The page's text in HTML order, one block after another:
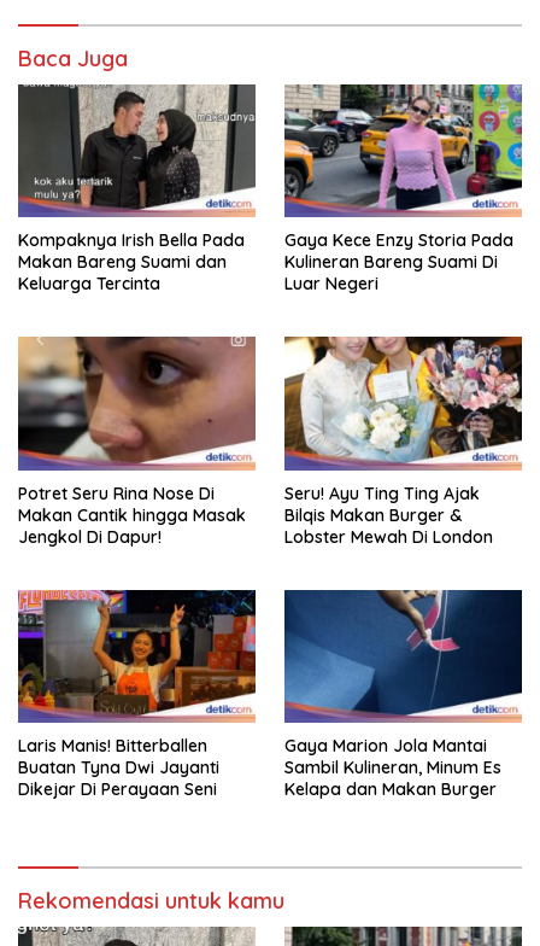
Baca Juga
Kompaknya Irish Bella Pada
Makan Bareng Suami dan
Keluarga Tercinta
Gaya Kece Enzy Storia Pada
Kulineran Bareng Suami Di
Luar Negeri
Potret Seru Rina Nose Di
Makan Cantik hingga Masak
Jengkol Di Dapur!
Seru! Ayu Ting Ting Ajak
Bilqis Makan Burger &
Lobster Mewah Di London
Laris Manis! Bitterballen
Buatan Tyna Dwi Jayanti
Dikejar Di Perayaan Seni
Gaya Marion Jola Mantai
Sambil Kulineran, Minum Es
Kelapa dan Makan Burger
Rekomendasi untuk kamu